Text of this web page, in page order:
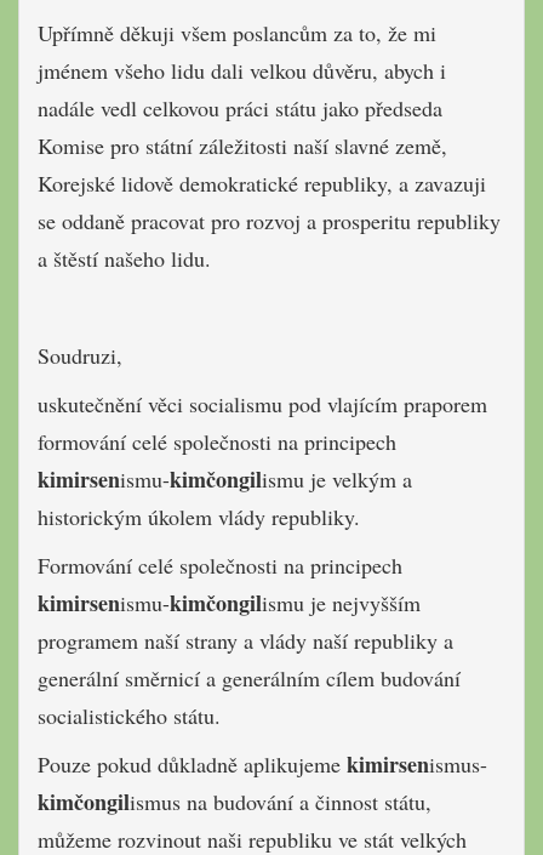
Upřímně děkuji všem poslancům za to, že mi
jménem všeho lidu dali velkou důvěru, abych i
nadále vedl celkovou práci státu jako předseda
Komise pro státní záležitosti naší slavné země,
Korejské lidově demokratické republiky, a zavazuji
se oddaně pracovat pro rozvoj a prosperitu republiky
a štěstí našeho lidu.
Soudruzi,
uskutečnění věci socialismu pod vlajícím praporem
formování celé společnosti na principech
kimirsenismu-kimčongilismu je velkým a
historickým úkolem vlády republiky.
Formování celé společnosti na principech
kimirsenismu-kimčongilismu je nejvyšším
programem naší strany a vlády naší republiky a
generální směrnicí a generálním cílem budování
socialistického státu.
Pouze pokud důkladně aplikujeme kimirsenismus-
kimčongilismus na budování a činnost státu,
můžeme rozvinout naši republiku ve stát velkých